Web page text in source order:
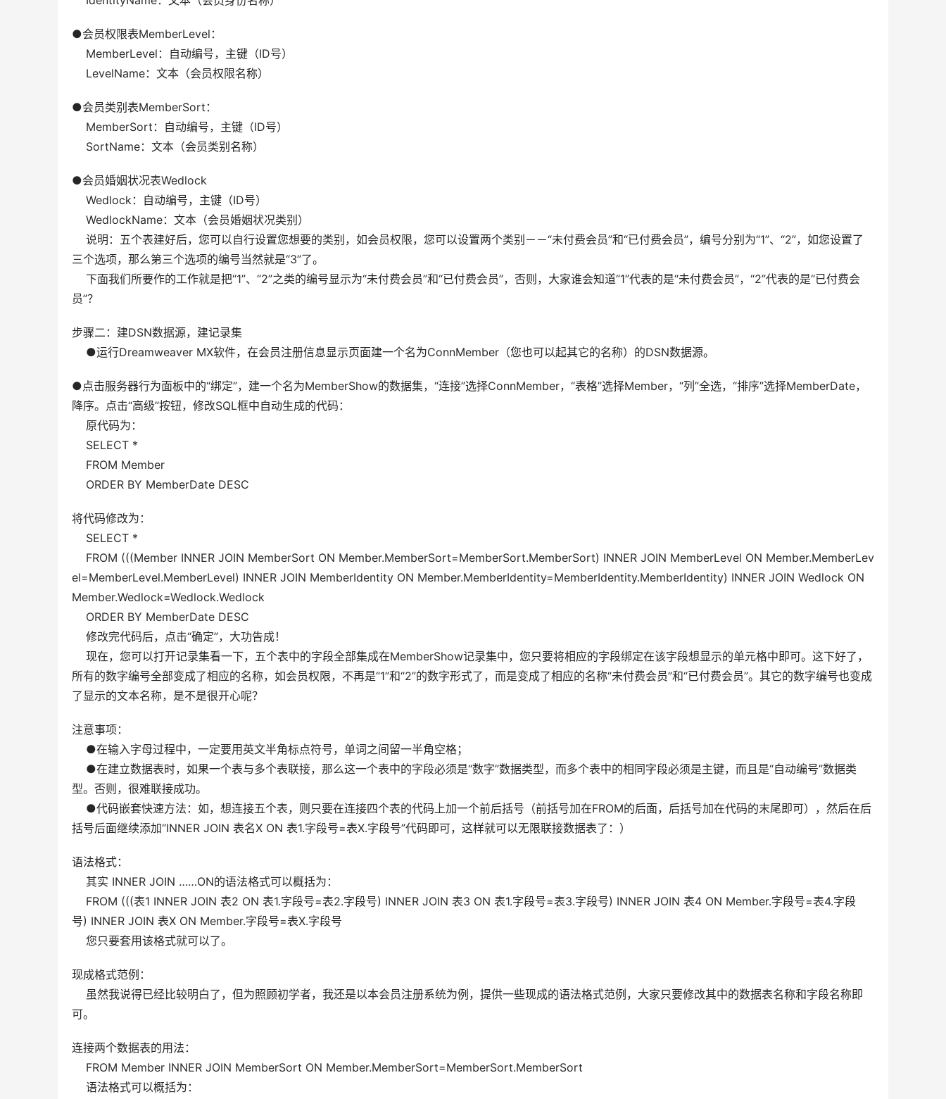
●会员权限表MemberLevel：
MemberLevel：自动编号，主键（ID号）
LevelName：文本（会员权限名称）
●会员类别表MemberSort：
MemberSort：自动编号，主键（ID号）
SortName：文本（会员类别名称）
●会员婚姻状况表Wedlock
Wedlock：自动编号，主键（ID号）
WedlockName：文本（会员婚姻状况类别）
说明：五个表建好后，您可以自行设置您想要的类别，如会员权限，您可以设置两个类别－－“未付费会员”和“已付费会员”，编号分别为“1”、“2”，如您设置了
三个选项，那么第三个选项的编号当然就是“3”了。
下面我们所要作的工作就是把“1”、“2”之类的编号显示为“未付费会员”和“已付费会员”，否则，大家谁会知道“1”代表的是“未付费会员”，“2”代表的是“已付费会
员”？
步骤二：建DSN数据源，建记录集
●运行Dreamweaver MX软件，在会员注册信息显示页面建一个名为ConnMember（您也可以起其它的名称）的DSN数据源。
●点击服务器行为面板中的“绑定”，建一个名为MemberShow的数据集，“连接”选择ConnMember，“表格”选择Member，“列”全选，“排序”选择MemberDate，
降序。点击“高级”按钮，修改SQL框中自动生成的代码：
原代码为：
SELECT *
FROM Member
ORDER BY MemberDate DESC
将代码修改为：
SELECT *
FROM (((Member INNER JOIN MemberSort ON Member.MemberSort=MemberSort.MemberSort) INNER JOIN MemberLevel ON Member.MemberLev
el=MemberLevel.MemberLevel) INNER JOIN MemberIdentity ON Member.MemberIdentity=MemberIdentity.MemberIdentity) INNER JOIN Wedlock ON
Member.Wedlock=Wedlock.Wedlock
ORDER BY MemberDate DESC
修改完代码后，点击“确定”，大功告成！
现在，您可以打开记录集看一下，五个表中的字段全部集成在MemberShow记录集中，您只要将相应的字段绑定在该字段想显示的单元格中即可。这下好了，
所有的数字编号全部变成了相应的名称，如会员权限，不再是“1”和“2”的数字形式了，而是变成了相应的名称“未付费会员”和“已付费会员”。其它的数字编号也变成
了显示的文本名称，是不是很开心呢？
注意事项：
●在输入字母过程中，一定要用英文半角标点符号，单词之间留一半角空格；
●在建立数据表时，如果一个表与多个表联接，那么这一个表中的字段必须是“数字”数据类型，而多个表中的相同字段必须是主键，而且是“自动编号”数据类
型。否则，很难联接成功。
●代码嵌套快速方法：如，想连接五个表，则只要在连接四个表的代码上加一个前后括号（前括号加在FROM的后面，后括号加在代码的末尾即可），然后在后
括号后面继续添加“INNER JOIN 表名X ON 表1.字段号=表X.字段号”代码即可，这样就可以无限联接数据表了：）
语法格式：
其实 INNER JOIN ……ON的语法格式可以概括为：
FROM (((表1 INNER JOIN 表2 ON 表1.字段号=表2.字段号) INNER JOIN 表3 ON 表1.字段号=表3.字段号) INNER JOIN 表4 ON Member.字段号=表4.字段
号) INNER JOIN 表X ON Member.字段号=表X.字段号
您只要套用该格式就可以了。
现成格式范例：
虽然我说得已经比较明白了，但为照顾初学者，我还是以本会员注册系统为例，提供一些现成的语法格式范例，大家只要修改其中的数据表名称和字段名称即
可。
连接两个数据表的用法：
FROM Member INNER JOIN MemberSort ON Member.MemberSort=MemberSort.MemberSort
语法格式可以概括为：